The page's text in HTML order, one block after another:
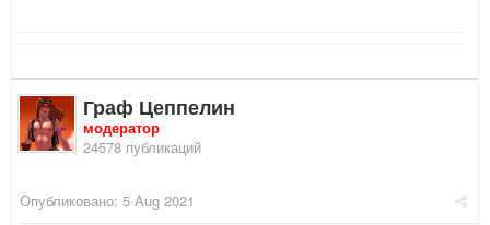
Граф Цеппелин
модератор
24578 публикаций
Опубликовано: 5 Aug 2021